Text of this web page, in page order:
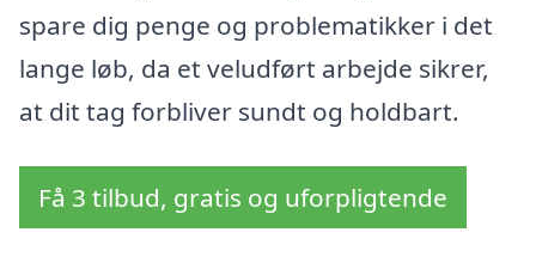
spare dig penge og problematikker i det
lange løb, da et veludført arbejde sikrer,
at dit tag forbliver sundt og holdbart.
Få 3 tilbud, gratis og uforpligtende